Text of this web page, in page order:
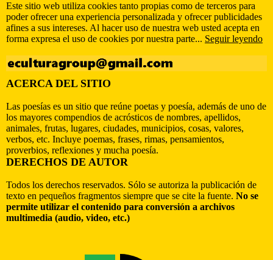
Este sitio web utiliza cookies tanto propias como de terceros para
poder ofrecer una experiencia personalizada y ofrecer publicidades
afines a sus intereses. Al hacer uso de nuestra web usted acepta en
forma expresa el uso de cookies por nuestra parte... Seguir leyendo
ACERCA DEL SITIO
Las poesías es un sitio que reúne poetas y poesía, además de uno de
los mayores compendios de acrósticos de nombres, apellidos,
animales, frutas, lugares, ciudades, municipios, cosas, valores,
verbos, etc. Incluye poemas, frases, rimas, pensamientos,
proverbios, reflexiones y mucha poesía.
DERECHOS DE AUTOR
Todos los derechos reservados. Sólo se autoriza la publicación de
texto en pequeños fragmentos siempre que se cite la fuente. No se
permite utilizar el contenido para conversión a archivos
multimedia (audio, video, etc.)